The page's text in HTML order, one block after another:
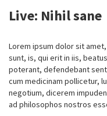
Live: Nihil sane
Lorem ipsum dolor sit
sunt, is, qui erit in iis,
poterant, defendebant
cum medicinam pollicetur,
negotium, dicerem
ad philosophos nostros